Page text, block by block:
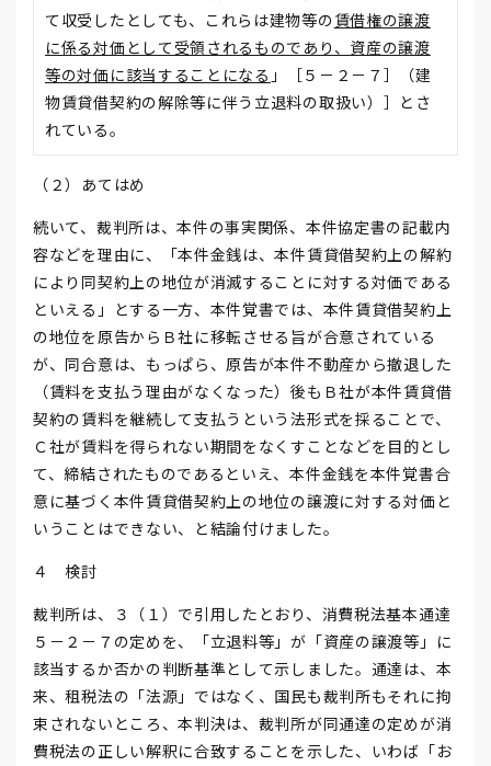
て収受したとしても、これらは建物等の賃借権の譲渡
に係る対価として受領されるものであり、資産の譲渡
等の対価に該当することになる 」［５－２－７］（建
物賃貸借契約の解除等に伴う立退料の取扱い）］とさ
れている。
（２）あてはめ
続いて、裁判所は、本件の事実関係、本件協定書の記載内
容などを理由に、「本件金銭は、本件賃貸借契約上の解約
により同契約上の地位が消滅することに対する対価である
といえる」とする一方、本件覚書では、本件賃貸借契約上
の地位を原告からＢ社に移転させる旨が合意されている
が、同合意は、もっぱら、原告が本件不動産から撤退した
（賃料を支払う理由がなくなった）後もＢ社が本件賃貸借
契約の賃料を継続して支払うという法形式を採ることで、
Ｃ社が賃料を得られない期間をなくすことなどを目的とし
て、締結されたものであるといえ、本件金銭を本件覚書合
意に基づく本件賃貸借契約上の地位の譲渡に対する対価と
いうことはできない、と結論付けました。
４ 検討
裁判所は、３（１）で引用したとおり、消費税法基本通達
５－２－７の定めを、「立退料等」が「資産の譲渡等」に
該当するか否かの判断基準として示しました。通達は、本
来、租税法の「法源」ではなく、国民も裁判所もそれに拘
束されないところ、本判決は、裁判所が同通達の定めが消
費税法の正しい解釈に合致することを示した、いわば「お